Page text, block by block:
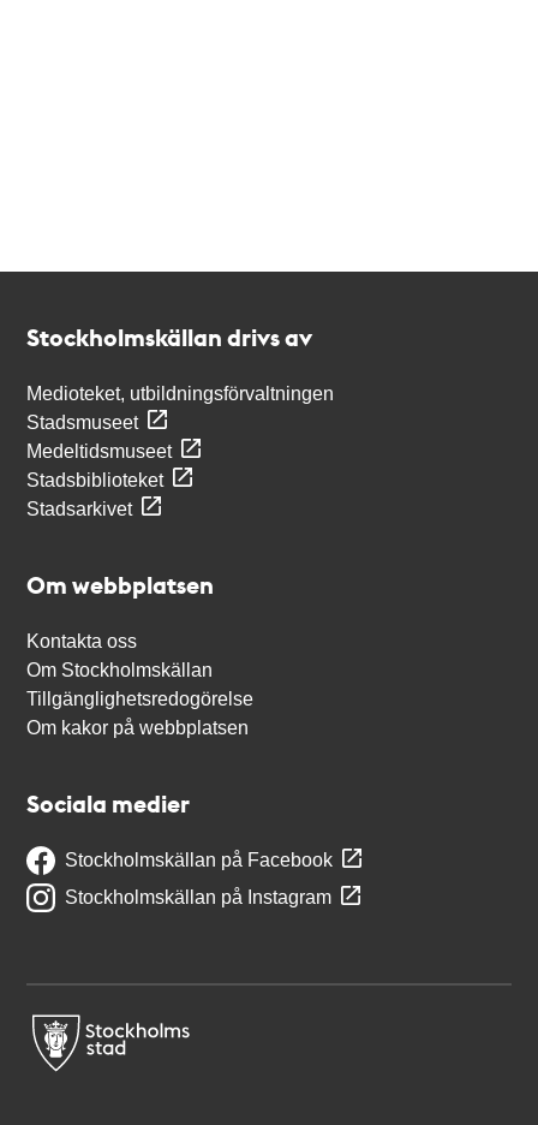
Stockholmskällan drivs av
Medioteket, utbildningsförvaltningen
Stadsmuseet
Medeltidsmuseet
Stadsbiblioteket
Stadsarkivet
Om webbplatsen
Kontakta oss
Om Stockholmskällan
Tillgänglighetsredogörelse
Om kakor på webbplatsen
Sociala medier
Stockholmskällan på Facebook
Stockholmskällan på Instagram